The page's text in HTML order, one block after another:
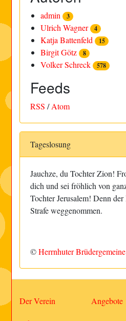
admin 3
Ulrich Wagner 4
Katja Battenfeld 15
Birgit Götz 8
Volker Schreck 578
Feeds
RSS /Atom
Tageslosung
Jauchze, du Tochter Zion!
dich und sei fröhlich von
Tochter Jerusalem! Denn
Strafe weggenommen.
©Herrnhuter Brüdergemeine
Der Verein Angebote